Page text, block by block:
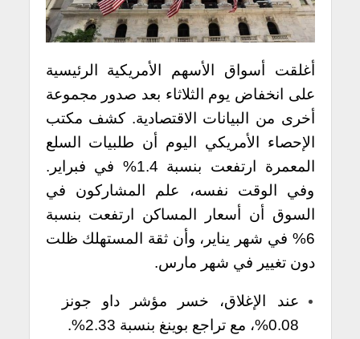
أغلقت أسواق الأسهم الأمريكية الرئيسية
على انخفاض يوم الثلاثاء بعد صدور مجموعة
أخرى من البيانات الاقتصادية. كشف مكتب
الإحصاء الأمريكي اليوم أن طلبيات السلع
المعمرة ارتفعت بنسبة 1.4% في فبراير.
وفي الوقت نفسه، علم المشاركون في
السوق أن أسعار المساكن ارتفعت بنسبة
6% في شهر يناير، وأن ثقة المستهلك ظلت
دون تغيير في شهر مارس.
عند الإغلاق، خسر مؤشر داو جونز
0.08%، مع تراجع بوينغ بنسبة 2.33%.